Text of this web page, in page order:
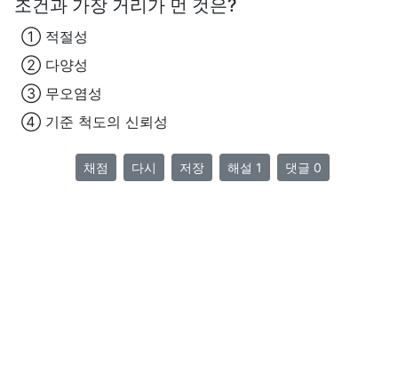
조건과 가장 거리가 먼 것은?
① 적절성
② 다양성
③ 무오염성
④ 기준 척도의 신뢰성
채점 다시 저장 해설 1 댓글 0